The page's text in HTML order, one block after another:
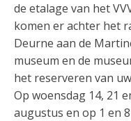
de etalage van het
komen er achter het
Deurne aan de
museum en de
het reserveren van
Op woensdag 14, 21
augustus en op 1 en